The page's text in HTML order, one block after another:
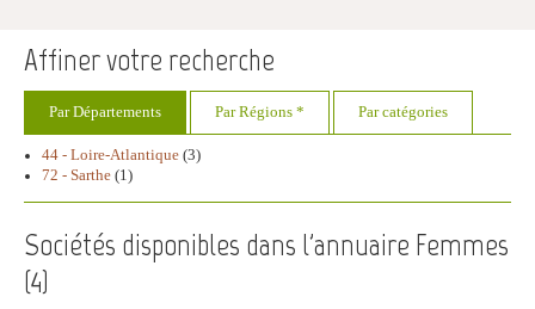
Affiner votre recherche
Par Départements Par Régions * Par catégories
44 - Loire-Atlantique (3)
72 - Sarthe (1)
Sociétés disponibles dans l'annuaire Femmes
(4)